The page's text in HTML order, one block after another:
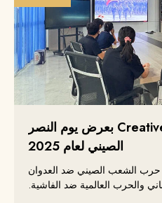
تحتفل شركة Creative Packing بعرض يوم النصر
الصيني لعام 2025
حرب الشعب الصيني ضد العدوان
والحرب العالمية ضد الفاشية.